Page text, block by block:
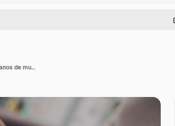
Manos femeninas escribiendo en el teclado de la computadora. Manos de mujer enviando mensajes en el teléfono móvil.